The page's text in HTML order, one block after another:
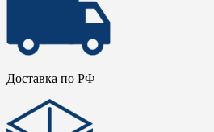
Доставка по РФ